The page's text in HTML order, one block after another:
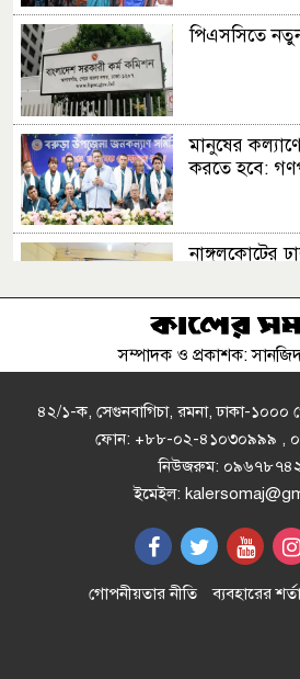
পিএসসিতে
মানুষের
করতে হবে:
নাঙ্গলকোটের
চান্দিনায় ১০
বাকৃবিতে
বার্ষিক
যুবদল নেতাকে
চেষ্টা, থানায়
সম্পাদক ও প্রকাশক:
৪২/১-ক, সেগুনবাগিচা, রমনা, ঢাকা-১০০০
ফোন: +৮৮-০২-৪১০৩০৯৯৯ ,
নিউজরুম:
ইমেইল:
গোপনীয়তার নীতি ব্যবহারের